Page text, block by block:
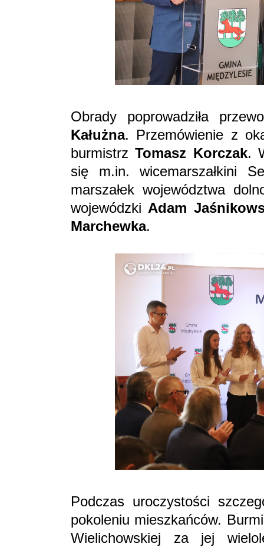
Obrady poprowadziła
Kałużna. Przemówienie z
burmistrzTomasz Korczak.
się m.in. wicemarszałkini
marszałek województwa
wojewódzki Adam
Marchewka.
Podczas uroczystości
pokoleniu mieszkańców.
Wielichowskiej za jej